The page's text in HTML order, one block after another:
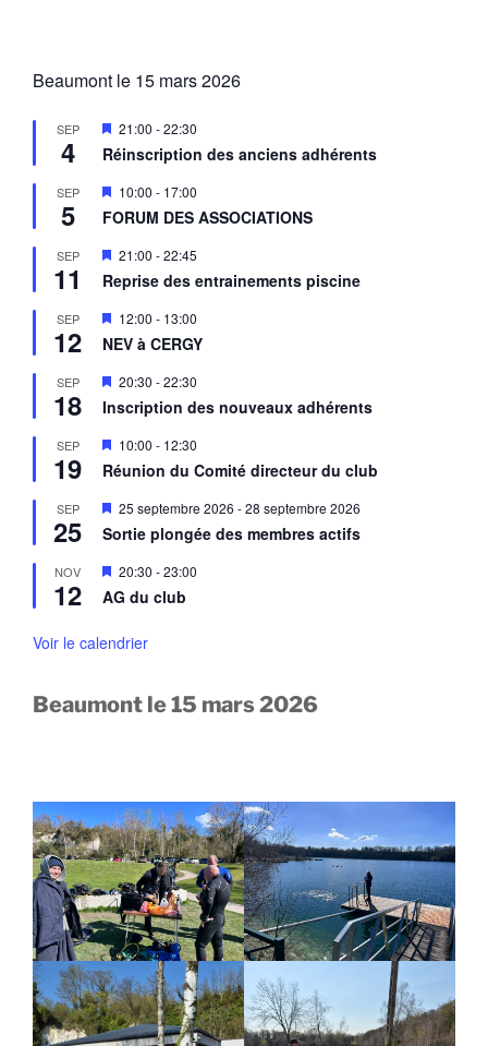
Beaumont le 15 mars 2026
SEP
4
M
i
s
n
a
a
n
t
21:00 -22:30
Réinscription des anciens adhérents
SEP
5
M
i
s
n
a
v
a
n
t
10:00 - 17:00
FORUM DES ASSOCIATIONS
SEP
11
M
s
n
a
a
n
t
21:00 -22:45
Reprise des entrainements piscine
SEP
12
M
i
s
n
a
a
n
t
12:00 - 13:00
NEV à CERGY
SEP
18
M
s
n
a
a
n
t
20:30 -22:30
Inscription des nouveaux adhérents
SEP
19
M
i
s
n
a
a
n
t
10:00 - 12:30
Réunion du Comité directeur du club
SEP
25
M
s
n
a
n
25 septembre 2026 -28 septembre 2026
Sortie plongée des membres actifs
NOV
12
M
i
s
n
n
20:30 -23:00
AG du club
Voir le calendrier
Beaumont le 15 mars 2026